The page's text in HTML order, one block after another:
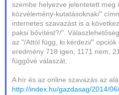
szembe helyezve jelentetett meg
közvélemény-kutatásoknak/"
internetes szavazást is a
paksi bővítést?/".
az "/Attól függ, ki kérdezi/" opciók
eredmény 718 igen, 1171 nem,
függővé válaszát.
A hír és az online szavazás az
http://index.hu/gazdasag/2014/